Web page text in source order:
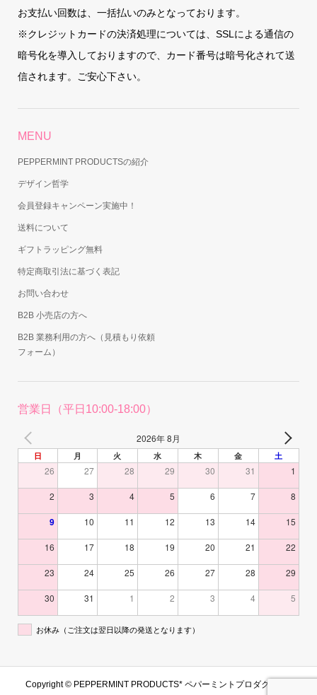
お支払い回数は、一括払いのみとなっております。
※クレジットカードの決済処理については、SSLによる通信の
暗号化を導入しておりますので、カード番号は暗号化されて送
信されます。ご安心下さい。
MENU
PEPPERMINT PRODUCTSの紹介
デザイン哲学
会員登録キャンペーン実施中！
送料について
ギフトラッピング無料
特定商取引法に基づく表記
お問い合わせ
B2B 小売店の方へ
B2B 業務利用の方へ（見積もり依頼
フォーム）
営業日（平日10:00-18:00）
2026年 8月
日 月 火 水 木 金 土
26 27 28 29 30 31 1
2 3 4 5 6 7 8
9 10 11 12 13 14 15
16 17 18 19 20 21 22
23 24 25 26 27 28 29
30 31 1 2 3 4 5
お休み（ご注文は翌日以降の発送となります）
Copyright ©PEPPERMINT PRODUCTS* ペパーミントプロダクツ. All